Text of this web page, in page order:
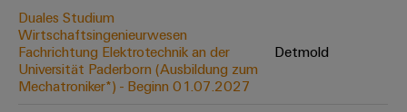
Schlüsseltechnologie
für
die
Energiewende
Cabinet
Infrastructure
Duales Studium
Wirtschaftsingenieurwesen
Fachrichtung Elektrotechnik an der
Universität Paderborn (Ausbildung zum
Mechatroniker*) - Beginn 01.07.2027
Detmold